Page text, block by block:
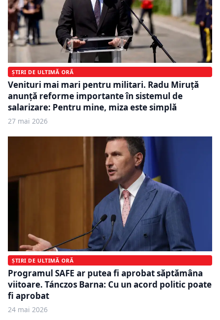
ȘTIRI DE ULTIMĂ ORĂ
Venituri mai mari pentru militari. Radu Miruță
anunță reforme importante în sistemul de
salarizare: Pentru mine, miza este simplă
27 mai 2026
ȘTIRI DE ULTIMĂ ORĂ
Programul SAFE ar putea fi aprobat săptămâna
viitoare. Tánczos Barna: Cu un acord politic poate
fi aprobat
24 mai 2026